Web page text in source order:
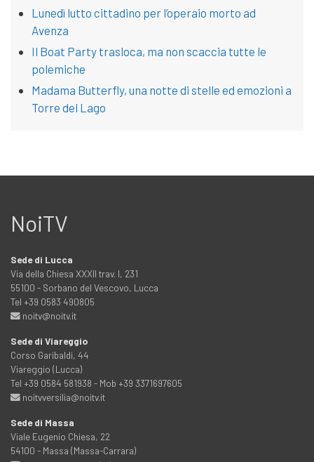
Lunedì lutto cittadino per l’operaio morto ad
Avenza
Il Boat Party trasloca, ma non scaccia tutte le
polemiche
Madama Butterfly, una notte di stelle ed emozioni a
Torre del Lago
NoiTV
Sede di Lucca
Via della Chiesa XXXII trav. I, 231
55100 - Sorbano del Vescovo, Lucca
Tel +39 0583 490805
noitv@noitv.it
Sede di Viareggio
Corso Garibaldi, 44
Viareggio (Lucca)
Tel +39 0584 581938 - Mob +39 3371697605
noitvversilia@noitv.it
Sede di Massa
Viale Eugenio Chiesa, 22
54100 - Massa (Massa-Carrara)